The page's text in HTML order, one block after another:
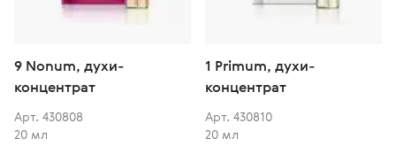
9 Nonum, духи-
концентрат
Арт. 430808
20 мл
1 Primum, духи-
концентрат
Арт. 430810
20 мл